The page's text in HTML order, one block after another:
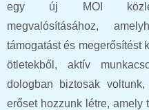
egy új MOI
megvalósításához,
támogatást és megerősítést
ötletekből, aktív
dologban biztosak
erőset hozzunk létre,